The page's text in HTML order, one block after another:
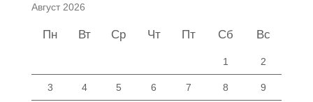
Август 2026
Пн Вт Ср Чт Пт Сб Вс
1 2
3 4 5 6 7 8 9